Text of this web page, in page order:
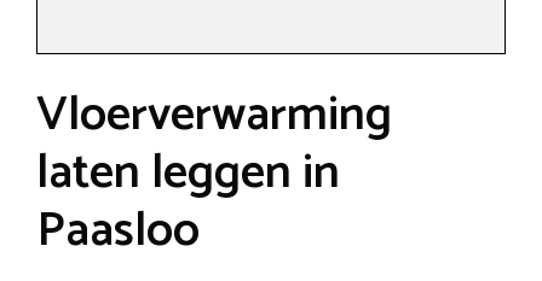
Vloerverwarming
laten leggen in
Paasloo